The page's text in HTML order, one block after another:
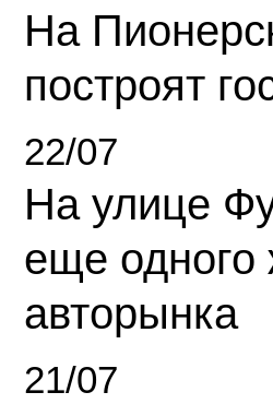
На
построят
22/07
На улице
еще одного
авторынка
21/07